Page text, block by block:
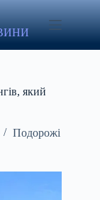
який
Подорожі